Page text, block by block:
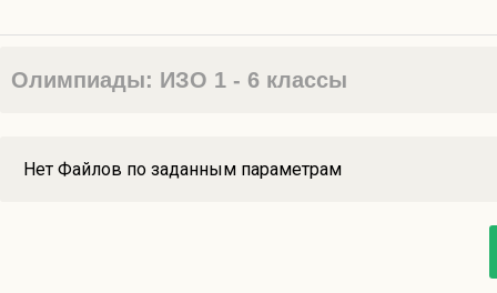
Олимпиады: ИЗО 1 - 6 классы
Нет Файлов по заданным параметрам